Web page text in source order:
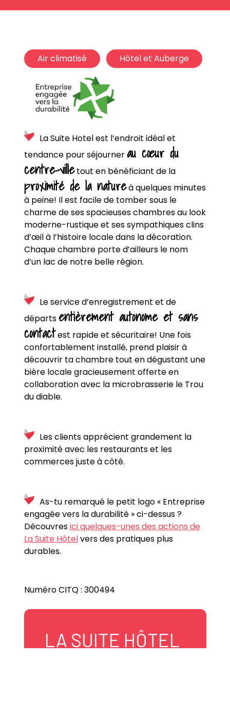
Air climatisé Hôtel et Auberge
La Suite Hotel est l’endroit idéal et
tendance pour séjournerau cœur du
centre-villetout en bénéficiant de la
proximité de la natureà quelques minutes
à peine! Il est facile de tomber sous le
charme de ses spacieuses chambres au look
moderne-rustique et ses sympathiques clins
d’œil à l’histoire locale dans la décoration.
Chaque chambre porte d’ailleurs le nom
d’un lac de notre belle région.
Le service d’enregistrement et de
départsentièrement autonome et sans
contactest rapide et sécuritaire! Une fois
confortablement installé, prend plaisir à
découvrir ta chambre tout en dégustant une
bière locale gracieusement offerte en
collaboration avec la microbrasserie le Trou
du diable.
Les clients apprécient grandement la
proximité avec les restaurants et les
commerces juste à côté.
As-tu remarqué le petit logo « Entreprise
engagée vers la durabilité » ci-dessus ?
Découvresici quelques-unes des actions de
La Suite Hôtelvers des pratiques plus
durables.
Numéro CITQ : 300494
LA SUITE HÔTEL